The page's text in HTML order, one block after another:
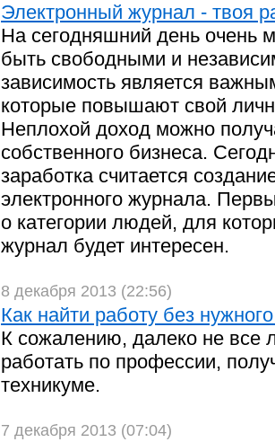
Электронный журнал - твоя
На сегодняшний день очень
быть свободными и
зависимость является
которые повышают свой
Неплохой доход можно
собственного бизнеса.
заработка считается
электронного журнала.
о категории людей, для
журнал будет интересен.
8 декабря 2013 (22:56)
Как найти работу без
К сожалению, далеко не все
работать по профессии,
техникуме.
7 декабря 2013 (07:04)